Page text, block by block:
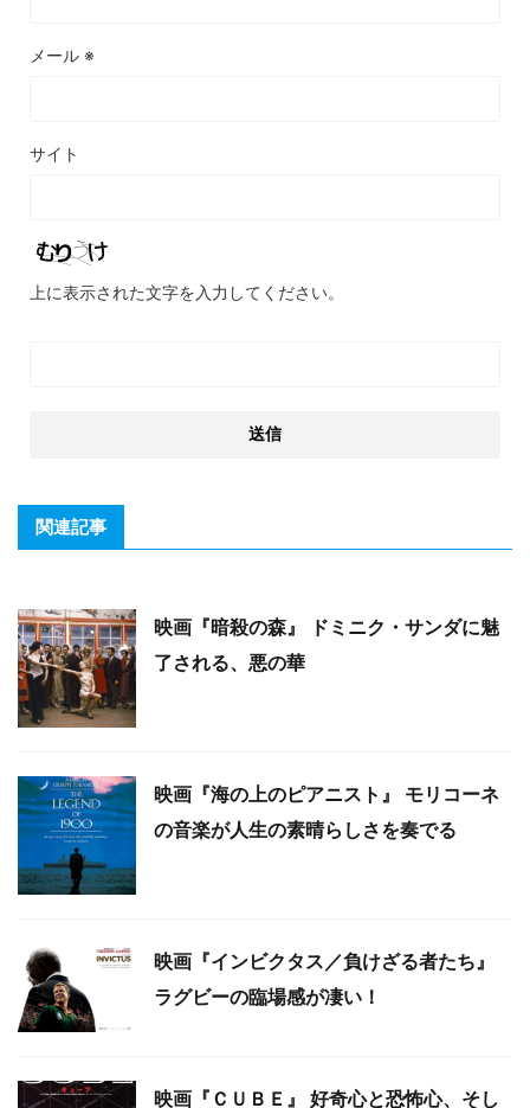
メール ※
サイト
上に表示された文字を入力してください。
関連記事
映画『暗殺の森』 ドミニク・サンダに魅
了される、悪の華
映画『海の上のピアニスト』 モリコーネ
の音楽が人生の素晴らしさを奏でる
映画『インビクタス／負けざる者たち』
ラグビーの臨場感が凄い！
映画『ＣＵＢＥ』 好奇心と恐怖心、そし